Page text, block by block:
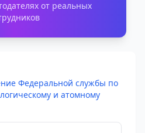
от реальных
Федеральной службы по
и атомному